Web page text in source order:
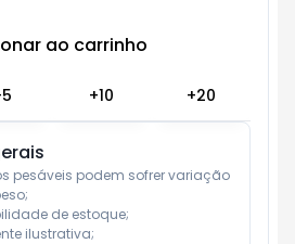
ao carrinho
5 +10 +20
pesáveis podem sofrer variação
de estoque;
ilustrativa;